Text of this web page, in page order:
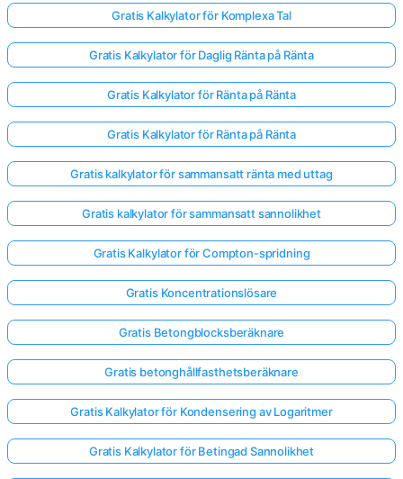
Gratis Kalkylator för Komplexa Tal
Gratis Kalkylator för Daglig Ränta på Ränta
Gratis Kalkylator för Ränta på Ränta
Gratis Kalkylator för Ränta på Ränta
Gratis kalkylator för sammansatt ränta med uttag
Gratis kalkylator för sammansatt sannolikhet
Gratis Kalkylator för Compton-spridning
Gratis Koncentrationslösare
Gratis Betongblocksberäknare
Gratis betonghållfasthetsberäknare
Gratis Kalkylator för Kondensering av Logaritmer
Gratis Kalkylator för Betingad Sannolikhet